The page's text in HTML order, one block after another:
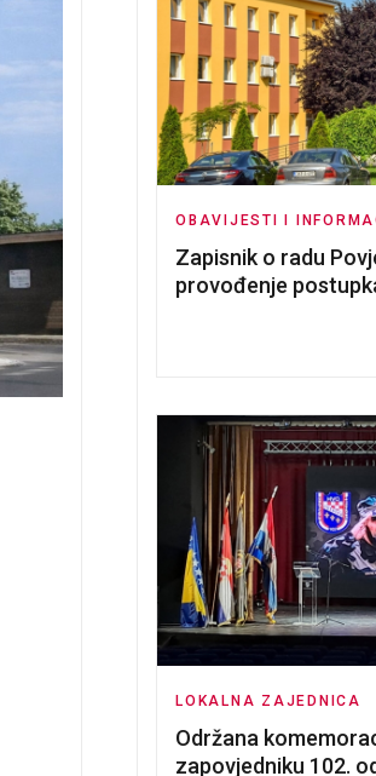
OBAVIJESTI I
Zapisnik o radu
provođenje
LOKALNA ZAJEDNICA
Održana
zapovjedniku 102.